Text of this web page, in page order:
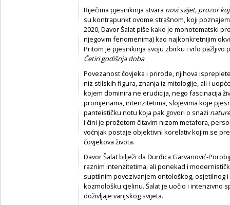
Riječima pjesnikinja stvara novi svijet, prozor
su kontrapunkt ovome strašnom, koji
2020, Davor Šalat piše kako je monotematski
njegovim fenomenima) kao najkonkretnijim
Pritom je pjesnikinja svoju zbirku i vrlo pažljivo
Četiri godišnja doba.
Povezanost čovjeka i prirode, njihova
niz stilskih figura, znanja iz mitologije, ali i
kojem dominira ne erudicija, nego fascinacija
promjenama, intenzitetima, slojevima koje
panteističku notu koja pak govori o snazi nature
i čini je prožetom čitavim nizom metafora,
voćnjak postaje objektivni korelativ kojim se
čovjekova života.
Davor Šalat bilježi da Đurđica Garvanović-
raznim intenzitetima, ali ponekad i
suptilnim povezivanjem ontološkog, osjetilnog
kozmološku cjelinu. Šalat je uočio i intenzivno
doživljaje vanjskog svijeta.